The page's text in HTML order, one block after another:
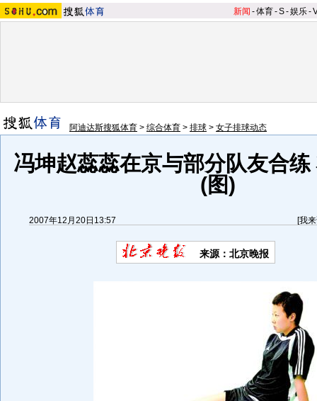
新闻 -体育-S-娱乐-
阿迪达斯搜狐体育 > 综合体育 > 排球 > 女子排球动态
冯坤赵蕊蕊在京与部分队友合
(图)
2007年12月20日13:57 [我
来源：北京晚报